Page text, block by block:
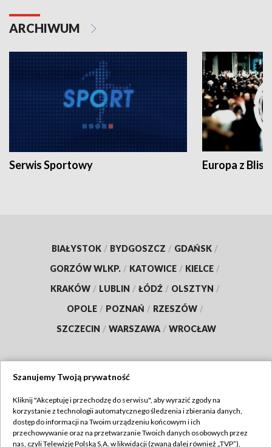
ARCHIWUM
Serwis Sportowy Europa z
BIAŁYSTOK / BYDGOSZCZ / GDAŃSK /
GORZÓW WLKP. / KATOWICE / KIELCE /
KRAKÓW / LUBLIN / ŁÓDŹ / OLSZTYN /
OPOLE / POZNAŃ / RZESZÓW /
SZCZECIN / WARSZAWA / WROCŁAW
TVP
Abonament TVP
Regulamin TVP
Szanujemy Twoją prywatność
Kliknij "Akceptuję i przechodzę do serwisu", aby wyrazić zgody na
korzystanie z technologii automatycznego śledzenia i zbierania danych,
dostęp do informacji na Twoim urządzeniu końcowym i ich
przechowywanie oraz na przetwarzanie Twoich danych osobowych przez
nas, czyli Telewizję Polską S.A. w likwidacji (zwaną dalej również „TVP”),